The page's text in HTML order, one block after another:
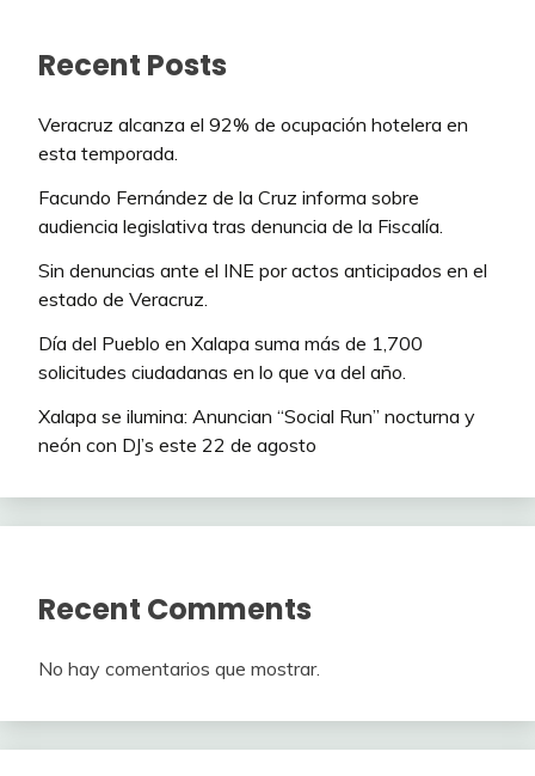
Recent Posts
Veracruz alcanza el 92% de ocupación hotelera en
esta temporada.
Facundo Fernández de la Cruz informa sobre
audiencia legislativa tras denuncia de la Fiscalía.
Sin denuncias ante el INE por actos anticipados en el
estado de Veracruz.
Día del Pueblo en Xalapa suma más de 1,700
solicitudes ciudadanas en lo que va del año.
Xalapa se ilumina: Anuncian “Social Run” nocturna y
neón con DJ’s este 22 de agosto
Recent Comments
No hay comentarios que mostrar.